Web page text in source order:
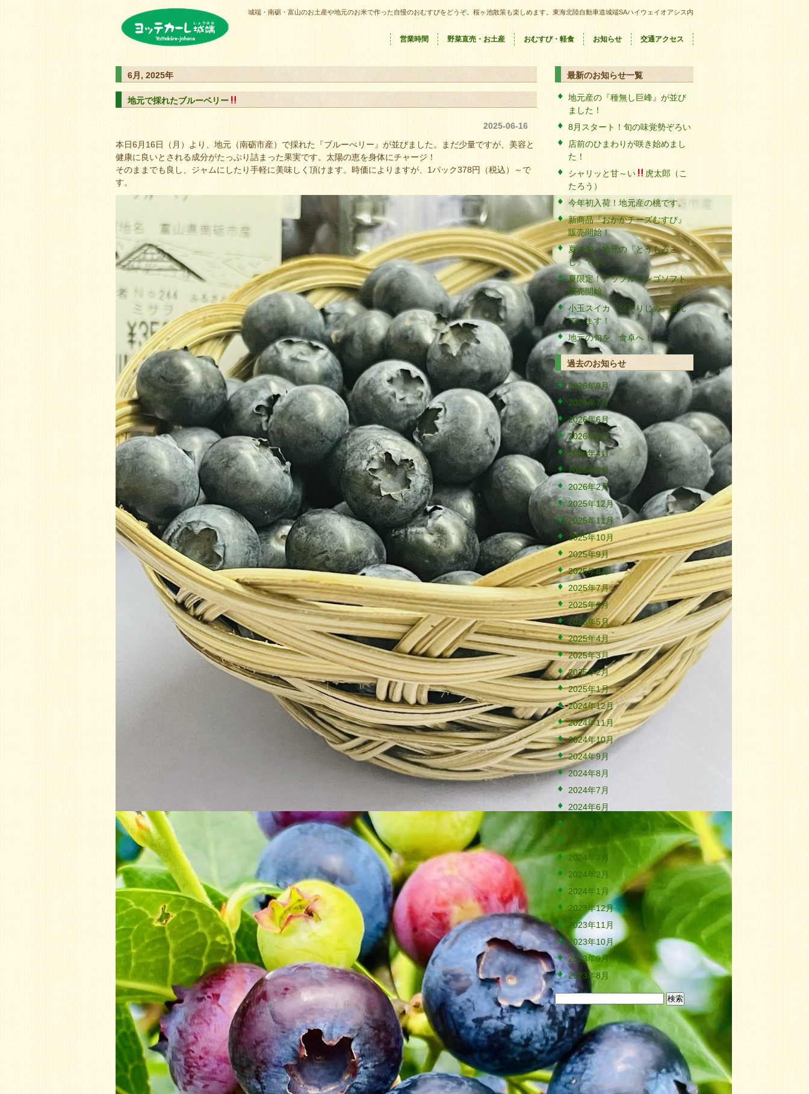
城端・南砺・富山のお土産や地元のお米で作った自慢のおむすびをどうぞ。桜ヶ池散策も楽しめます。東海北陸自動車道城端SAハイウェイオアシス内
営業時間 野菜直売・お土産 おむすび・軽食 お知らせ 交通アクセス
6月, 2025年
地元で採れたブルーベリー
2025-06-16
本日6月16日（月）より、地元（南砺市産）で採れた『ブルーべリー』が並びました。まだ少量ですが、美容と
健康に良いとされる成分がたっぷり詰まった果実です。太陽の恵を身体にチャージ！
そのままでも良し、ジャムにしたり手軽に美味しく頂けます。時価によりますが、1パック378円（税込）～で
す。
最新のお知らせ一覧
地元産の『種無し巨峰』が並び
ました！
8月スタート！旬の味覚勢ぞろい
店前のひまわりが咲き始めまし
た！
シャリッと甘～い
虎太郎（こ
たろう）
今年初入荷！地元産の桃です。
新商品『おかかチーズむすび』
販売開始！
夏の旬。地元の『とうもろこ
し』です。
夏限定！アップルマンゴソフト
販売開始
小玉スイカ『ひとりじめ』並ん
でいます！
地元の旬を、食卓へ！
過去のお知らせ
2026年8月
2026年7月
2026年6月
2026年5月
2026年4月
2026年3月
2026年2月
2025年12月
2025年11月
2025年10月
2025年9月
2025年8月
2025年7月
2025年6月
2025年5月
2025年4月
2025年3月
2025年2月
2025年1月
2024年12月
2024年11月
2024年10月
2024年9月
2024年8月
2024年7月
2024年6月
2024年4月
2024年3月
2024年2月
2024年1月
2023年12月
2023年11月
2023年10月
2023年9月
2023年8月
検
索: